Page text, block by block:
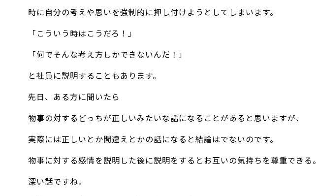
時に自分の考えや思いを強制的に押し付けようとしてしまいます。
「こういう時はこうだろ！」
「何でそんな考え方しかできないんだ！」
と社員に説明することもあります。
先日、ある方に聞いたら
物事の対するどっちが正しいみたいな話になることがあると思いますが、
実際には正しいとか間違えとかの話になると結論はでないのです。
物事に対する感情を説明した後に説明をするとお互いの気持ちを尊重できる。
深い話ですね。